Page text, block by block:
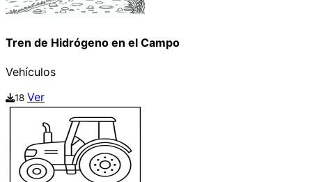
Tren de Hidrógeno en el Campo
Vehículos
18 Ver